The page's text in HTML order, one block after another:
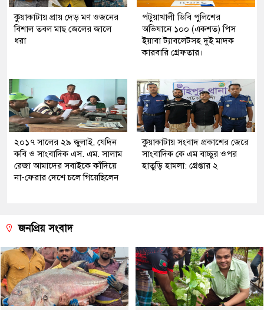
কুয়াকাটায় প্রায় দেড় মণ ওজনের
বিশাল তবল মাছ জেলের জালে
ধরা
পটুয়াখালী ডিবি পুলিশের
অভিযানে ১০০ (একশত) পিস
ইয়াবা ট্যাবলেটসহ দুই মাদক
কারবারি গ্রেফতার।
২০১৭ সালের ২৯ জুলাই, যেদিন
কবি ও সাংবাদিক এস. এম. সালাম
রেজা আমাদের সবাইকে কাঁদিয়ে
না-ফেরার দেশে চলে গিয়েছিলেন
কুয়াকাটায় সংবাদ প্রকাশের জেরে
সাংবাদিক কে এম বাচ্চুর ওপর
হাতুড়ি হামলা: গ্রেপ্তার ২
জনপ্রিয় সংবাদ